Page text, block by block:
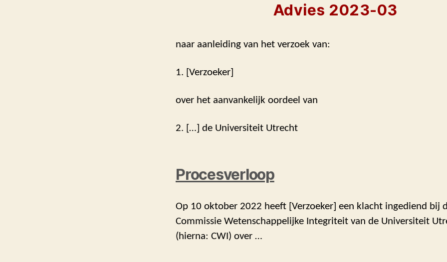
Advies 2023-03
naar aanleiding van het verzoek van:
1. [Verzoeker]
over het aanvankelijk oordeel van
2. […] de Universiteit Utrecht
Procesverloop
Op 10 oktober 2022 heeft [Verzoeker] een klacht ingediend bij
Commissie Wetenschappelijke Integriteit van de Universiteit
(hierna: CWI) over …